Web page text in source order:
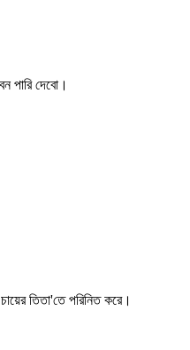
পারি দেবো ।
তিতা'তে পরিনিত করে।